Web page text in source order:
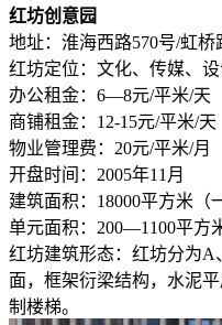
红坊创意园
地址：淮海西路570号/虹桥
红坊定位：文化、传媒、
办公租金：6—8元/平米/天
商铺租金：12-15元/平米/天
物业管理费：20元/平米/月
开盘时间：2005年11月
建筑面积：18000平方米（
单元面积：200—1100平方
红坊建筑形态：红坊分为A
面，框架衍梁结构，水泥
制楼梯。